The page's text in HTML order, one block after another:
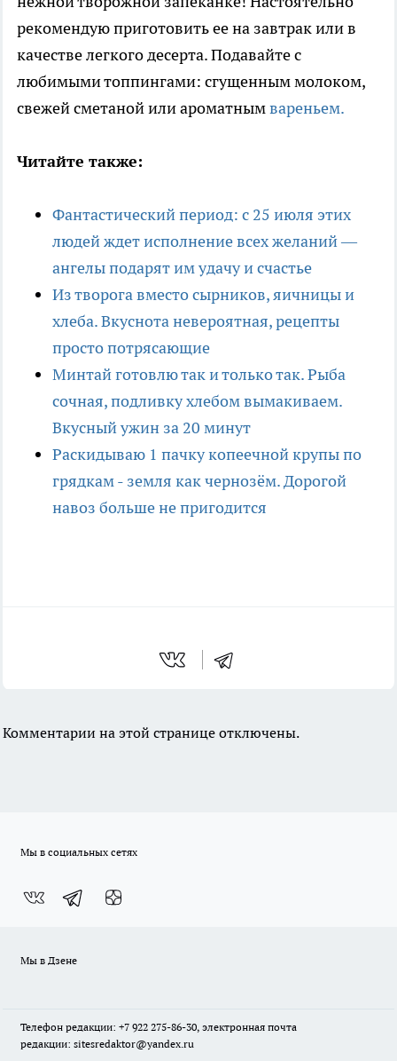
рекомендую приготовить ее на завтрак или в
качестве легкого десерта. Подавайте с
любимыми топпингами: сгущенным молоком,
свежей сметаной или ароматнымвареньем.
Читайте также:
Фантастический период: с 25 июля этих
людей ждет исполнение всех желаний —
ангелы подарят им удачу и счастье
Из творога вместо сырников, яичницы и
хлеба. Вкуснота невероятная, рецепты
просто потрясающие
Минтай готовлю так и только так. Рыба
сочная, подливку хлебом вымакиваем.
Вкусный ужин за 20 минут
Раскидываю 1 пачку копеечной крупы по
грядкам - земля как чернозём. Дорогой
навоз больше не пригодится
Комментарии на этой странице отключены.
Мы в социальных сетях
Мы в Дзене
Телефон редакции: +7 922 275-86-30, электронная почта
редакции: sitesredaktor@yandex.ru